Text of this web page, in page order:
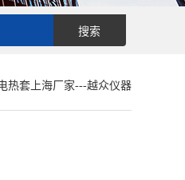
热套上海厂家---越众仪器